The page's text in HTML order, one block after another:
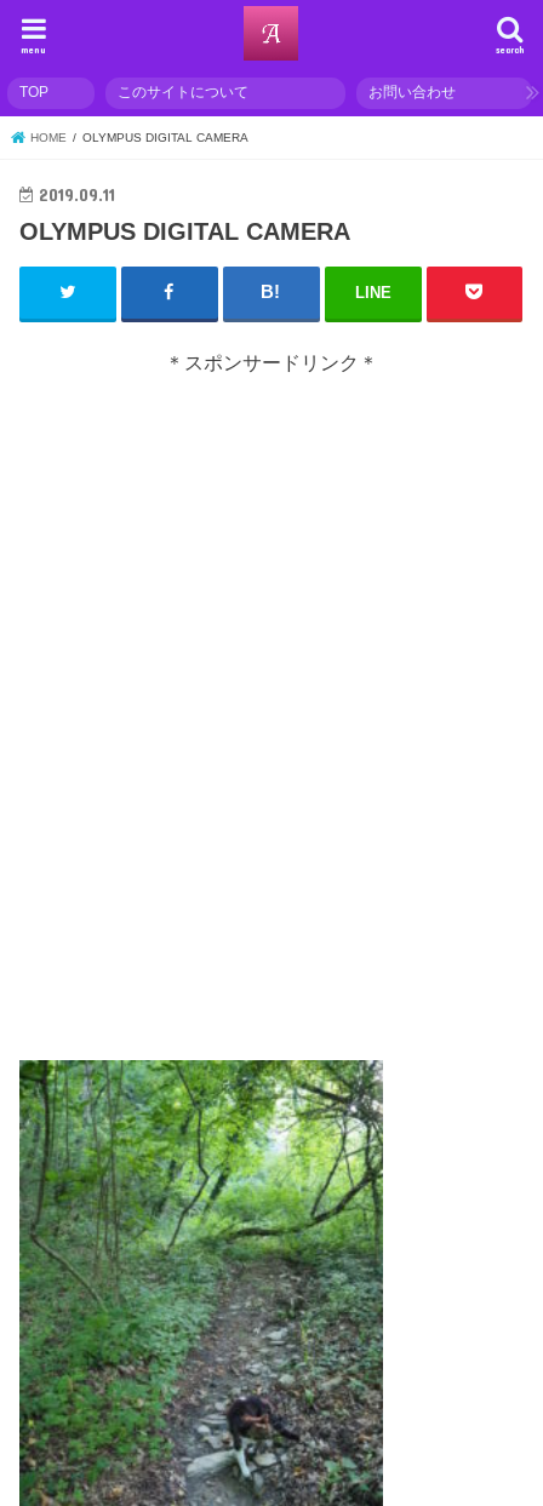
search
menu
TOP このサイトについて お問い合わせ
HOME OLYMPUS DIGITAL CAMERA
2019.09.11
OLYMPUS DIGITAL CAMERA
LINE
＊スポンサードリンク＊